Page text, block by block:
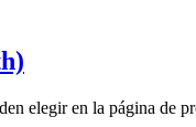
elegir en la página de